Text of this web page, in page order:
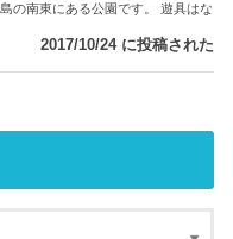
の南東にある公園です。 遊具はな
2017/10/24 に投稿された